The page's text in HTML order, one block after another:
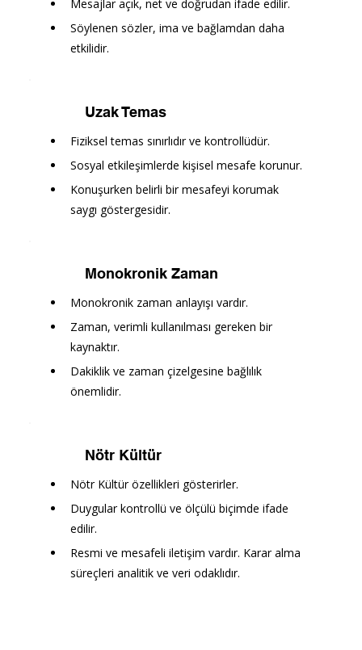
Mesajlar açık, net ve doğrudan ifade edilir.
Söylenen sözler, ima ve bağlamdan daha
etkilidir.
Uzak Temas
Fiziksel temas sınırlıdır ve kontrollüdür.
Sosyal etkileşimlerde kişisel mesafe korunur.
Konuşurken belirli bir mesafeyi korumak
saygı göstergesidir.
Monokronik Zaman
Monokronik zaman anlayışı vardır.
Zaman, verimli kullanılması gereken bir
kaynaktır.
Dakiklik ve zaman çizelgesine bağlılık
önemlidir.
Nötr Kültür
Nötr Kültür özellikleri gösterirler.
Duygular kontrollü ve ölçülü biçimde ifade
edilir.
Resmi ve mesafeli iletişim vardır. Karar alma
süreçleri analitik ve veri odaklıdır.